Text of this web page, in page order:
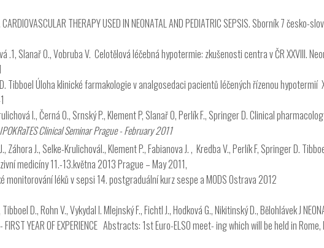
THERAPY USED IN NEONATAL AND PEDIATRIC SEPSIS. Sborník 7
.1, Slanař O., Vobruba V. Celotělová léčebná hypotermie: zkušenosti centra v ČR XXVIII.
Tibboel Úloha klinické farmakologie v analgosedaci pacientů léčených řízenou hypotermií
I., Černá O., Srnský P., Klement P, Slanař O, Perlík F., Springer D. Clinical
Clinical Seminar Prague - February 2011
J., Selke-KrulichováI., Klement P., Fabianova J. , Kredba V., Perlík F, Springer D. Tibboel
medicíny 11.-13.května 2013 Prague – May 2011,
monitorování léků v sepsi 14. postgraduální kurz sespe a MODS Ostrava 2012
D., Rohn V., Vykydal I. Mlejnský F., Fichtl J., Hodková G., Nikitinský D., Bělohlávek J
- FIRST YEAR OF EXPERIENCE Abstracts: 1st Euro-ELSO meet- ing which will be held in